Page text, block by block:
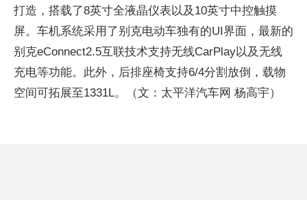
打造，搭载了8英寸全液晶仪表以及10英寸中控触摸
屏。车机系统采用了别克电动车独有的UI界面，最新的
别克eConnect2.5互联技术支持无线CarPlay以及无线
充电等功能。此外，后排座椅支持6/4分割放倒，载物
空间可拓展至1331L。（文：太平洋汽车网 杨高宇）